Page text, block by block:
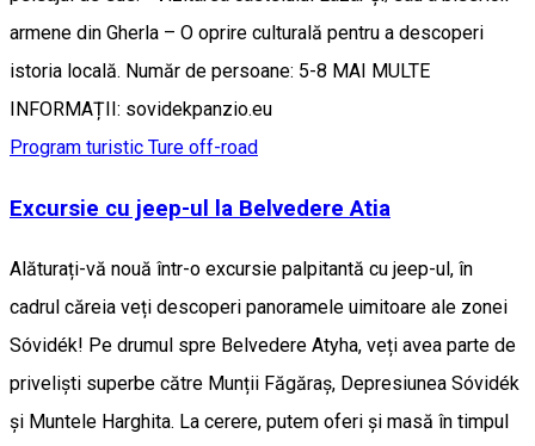
armene din Gherla – O oprire culturală pentru a descoperi
istoria locală. Număr de persoane: 5-8 MAI MULTE
INFORMAȚII: sovidekpanzio.eu
Program turistic Ture off-road
Excursie cu jeep-ul la Belvedere Atia
Alăturați-vă nouă într-o excursie palpitantă cu jeep-ul, în
cadrul căreia veți descoperi panoramele uimitoare ale zonei
Sóvidék! Pe drumul spre Belvedere Atyha, veți avea parte de
priveliști superbe către Munții Făgăraș, Depresiunea Sóvidék
și Muntele Harghita. La cerere, putem oferi și masă în timpul